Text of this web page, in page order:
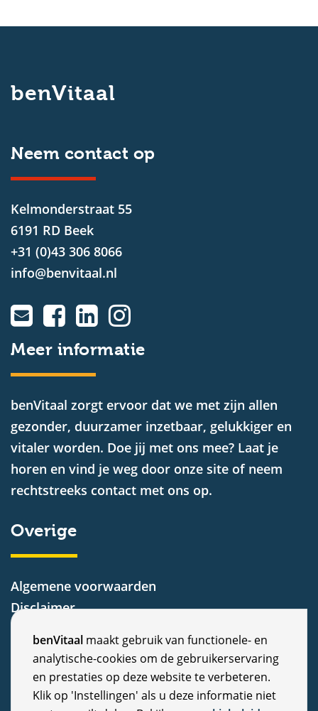
C
o
o
benVitaal maakt gebruik van functionele- en
analytische-cookies om de gebruikerservaring
en prestaties op deze website te verbeteren.
Klik op 'Instellingen' als u deze informatie niet
benVitaal
Neem contact op
Kelmonderstraat 55
6191 RD Beek
+31 (0)43 306 8066
info@benvitaal.nl
Meer informatie
benVitaal zorgt ervoor dat we met zijn allen
gezonder, duurzamer inzetbaar, gelukkiger en
vitaler worden. Doe jij met ons mee? Laat je
horen en vind je weg door onze site of neem
rechtstreeks contact met ons op.
Overige
Algemene voorwaarden
Disclaimer
Cookiebeleid
Nieuws
Vacatures